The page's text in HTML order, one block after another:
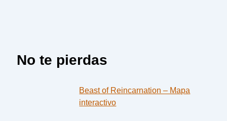
No te pierdas
Beast of Reincarnation – Mapa
interactivo